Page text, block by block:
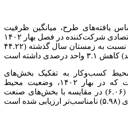
یافته‌های طرح، میانگین ظرفیت
فعالیت (واقعی) بنگاه‌های اقتصادی شرکت‌کننده در فصل بهار ۱۴۰۲
معادل ۴۱.۱۲ درصد بوده که نسبت به زمستان سال گذشته (۴۴.۲۲
کسب‌وکار به تفکیک بخش‌های
اقتصادی حاکی از این است که در بهار ۱۴۰۲، وضعیت محیط
کسب‌وکار در بخش خدمات (۶.۰۶) در مقایسه با بخش‌های صنعت